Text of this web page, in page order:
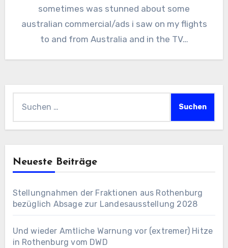
sometimes was stunned about some
australian commercial/ads i saw on my flights
to and from Australia and in the TV…
Neueste Beiträge
Stellungnahmen der Fraktionen aus Rothenburg
bezüglich Absage zur Landesausstellung 2028
Und wieder Amtliche Warnung vor (extremer) Hitze
in Rothenburg vom DWD